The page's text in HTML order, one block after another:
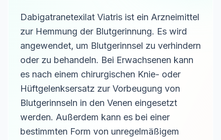
Dabigatranetexilat Viatris ist ein Arzneimittel
zur Hemmung der Blutgerinnung. Es wird
angewendet, um Blutgerinnsel zu verhindern
oder zu behandeln. Bei Erwachsenen kann
es nach einem chirurgischen Knie- oder
Hüftgelenksersatz zur Vorbeugung von
Blutgerinnseln in den Venen eingesetzt
werden. Außerdem kann es bei einer
bestimmten Form von unregelmäßigem